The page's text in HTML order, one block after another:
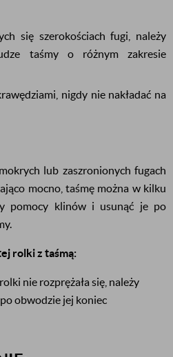
się szerokościach fugi, należy
taśmy o różnym zakresie
nigdy nie nakładać na
lub zaszronionych fugach
mocno, taśmę można w kilku
pomocy klinów i usunąć je po
rolki z taśmą:
nie rozprężała się, należy
obwodzie jej koniec